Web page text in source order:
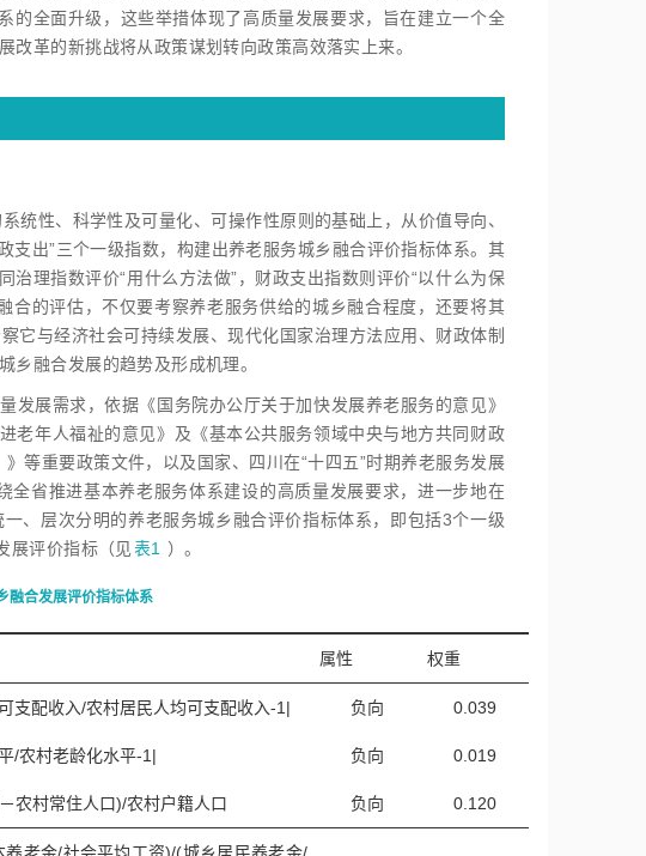
的全面升级，这些举措体现了高质量发展要求，旨在建立一个全
革的新挑战将从政策谋划转向政策高效落实上来。
统性、科学性及可量化、可操作性原则的基础上，从价值导向、
支出”三个一级指数，构建出养老服务城乡融合评价指标体系。其
理指数评价“用什么方法做”，财政支出指数则评价“以什么为保
合的评估，不仅要考察养老服务供给的城乡融合程度，还要将其
它与经济社会可持续发展、现代化国家治理方法应用、财政体制
乡融合发展的趋势及形成机理。
展需求，依据《国务院办公厅关于加快发展养老服务的意见》
老年人福祉的意见》及《基本公共服务领域中央与地方共同财政
等重要政策文件，以及国家、四川在“十四五”时期养老服务发展
省推进基本养老服务体系建设的高质量发展要求，进一步地在
、层次分明的养老服务城乡融合评价指标体系，即包括3个一级
展评价指标（见表1 ）。
融合发展评价指标体系
属性 权重
支配收入/农村居民人均可支配收入-1| 负向 0.039
/农村老龄化水平-1| 负向 0.019
农村常住人口)/农村户籍人口 负向 0.120